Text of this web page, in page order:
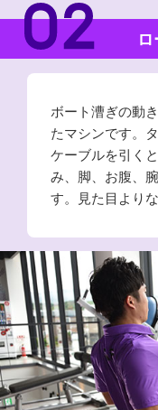
ボート漕ぎの動
たマシンです。
ケーブルを引く
み、脚、お腹、
す。見た目より